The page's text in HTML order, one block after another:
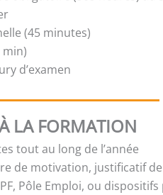
(45 minutes)
d’examen
LA FORMATION
tout au long de l’année
de motivation, justificatif
Pôle Emploi, ou